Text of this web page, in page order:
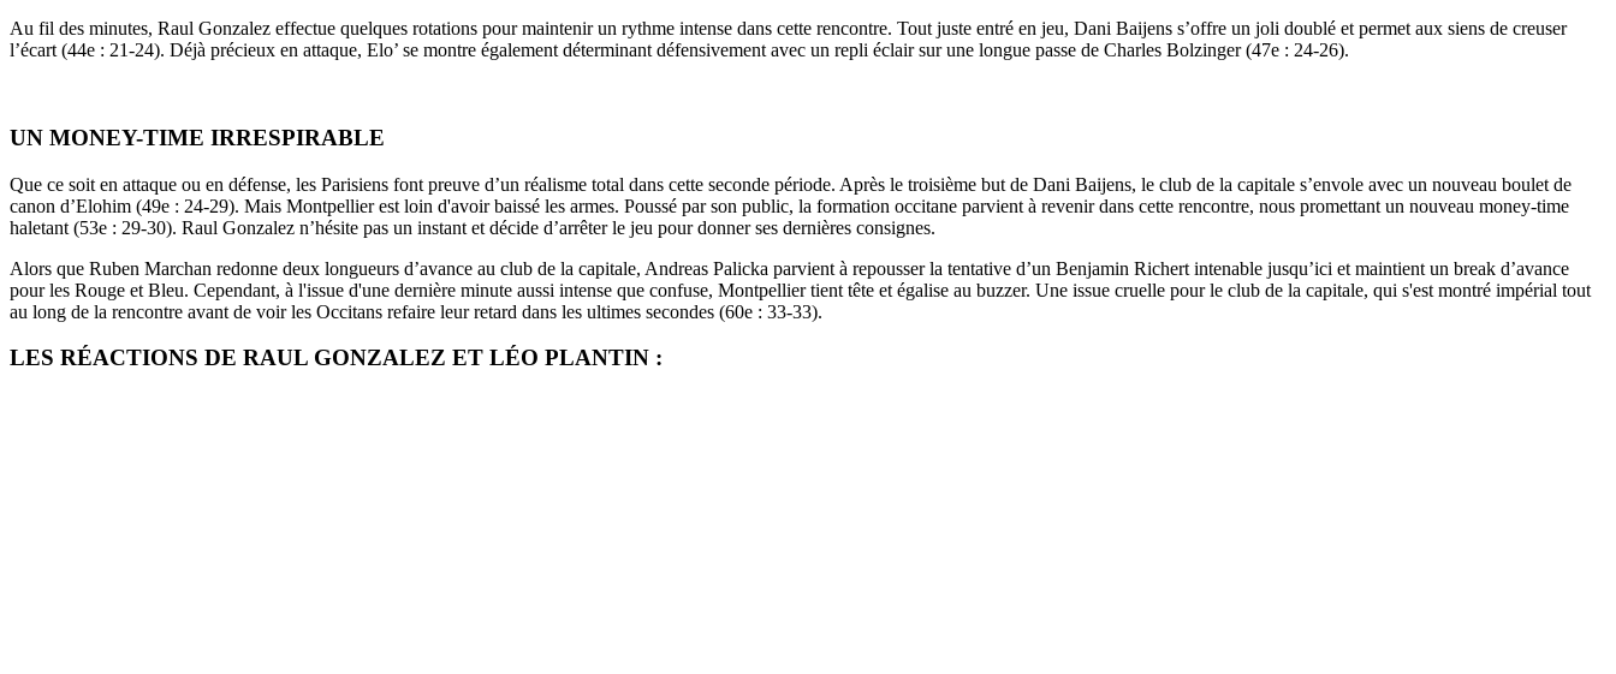
Au fil des minutes, Raul Gonzalez effectue quelques rotations pour maintenir un rythme intense dans cette rencontre. Tout juste entré en jeu, Dani Baijens s’offre un joli doublé et permet aux siens de creuser
l’écart (44e : 21-24). Déjà précieux en attaque, Elo’ se montre également déterminant défensivement avec un repli éclair sur une longue passe de Charles Bolzinger (47e : 24-26).
UN MONEY-TIME IRRESPIRABLE
Que ce soit en attaque ou en défense, les Parisiens font preuve d’un réalisme total dans cette seconde période. Après le troisième but de Dani Baijens, le club de la capitale s’envole avec un nouveau boulet de
canon d’Elohim (49e : 24-29). Mais Montpellier est loin d'avoir baissé les armes. Poussé par son public, la formation occitane parvient à revenir dans cette rencontre, nous promettant un nouveau money-time
haletant (53e : 29-30). Raul Gonzalez n’hésite pas un instant et décide d’arrêter le jeu pour donner ses dernières consignes.
Alors que Ruben Marchan redonne deux longueurs d’avance au club de la capitale, Andreas Palicka parvient à repousser la tentative d’un Benjamin Richert intenable jusqu’ici et maintient un break d’avance
pour les Rouge et Bleu. Cependant, à l'issue d'une dernière minute aussi intense que confuse, Montpellier tient tête et égalise au buzzer. Une issue cruelle pour le club de la capitale, qui s'est montré impérial tout
au long de la rencontre avant de voir les Occitans refaire leur retard dans les ultimes secondes (60e : 33-33).
LES RÉACTIONS DE RAUL GONZALEZ ET LÉO PLANTIN :